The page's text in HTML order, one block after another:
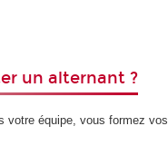
un alternant ?
votre équipe, vous formez